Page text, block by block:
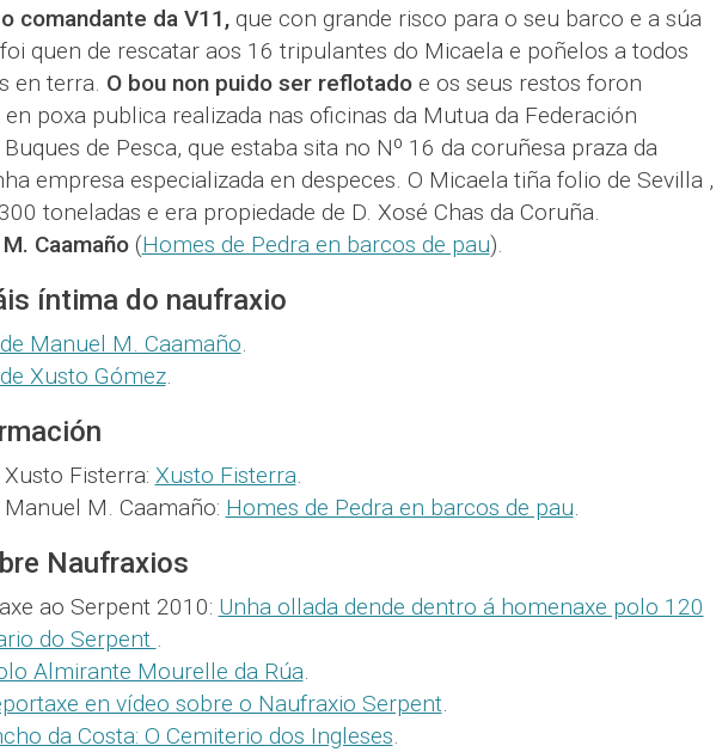
comandante da V11, que con grande risco para o seu barco e a súa
quen de rescatar aos 16 tripulantes do Micaela e poñelos a todos
en terra. O bou non puido ser reflotadoe os seus restos foron
en poxa publica realizada nas oficinas da Mutua da Federación
de Pesca, que estaba sita no Nº 16 da coruñesa praza da
empresa especializada en despeces. O Micaela tiña folio de Sevilla ,
toneladas e era propiedade de D. Xosé Chas da Coruña.
Caamaño(Homes de Pedra en barcos de pau).
íntima do naufraxio
Manuel M. Caamaño.
Xusto Gómez.
Fisterra: Xusto Fisterra.
M. Caamaño: Homes de Pedra en barcos de pau.
Naufraxios
ao Serpent 2010: Unha ollada dende dentro á homenaxe polo 120
do Serpent .
Almirante Mourelle da Rúa.
en vídeo sobre o Naufraxio Serpent.
da Costa: O Cemiterio dos Ingleses.